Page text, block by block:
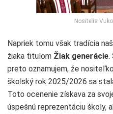
Nositelia
Napriek tomu však tradícia
žiaka titulom Žiak generácie.
preto oznamujem, že
školský rok 2025/2026 sa
Toto ocenenie získava za
úspešnú reprezentáciu školy,